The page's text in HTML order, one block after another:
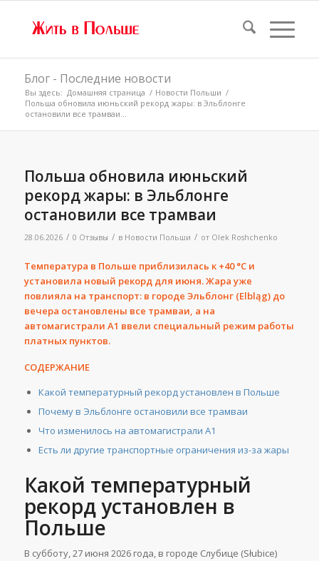
Блог - Последние новости
Вы здесь: Домашняя страница / Новости Польши /
Польша обновила июньский рекорд жары: в Эльблонге
остановили все трамваи...
Польша обновила июньский
рекорд жары: в Эльблонге
остановили все трамваи
28.06.2026 / 0 Отзывы / в Новости Польши / от Olek Roshchenko
Температура в Польше приблизилась к +40 °C и
установила новый рекорд для июня. Жара уже
повлияла на транспорт: в городе Эльблонг (Elbląg) до
вечера остановлены все трамваи, а на
автомагистрали A1 ввели специальный режим работы
платных пунктов.
СОДЕРЖАНИЕ
Какой температурный рекорд установлен в Польше
Почему в Эльблонге остановили все трамваи
Что изменилось на автомагистрали A1
Есть ли другие транспортные ограничения из-за жары
Какой температурный
рекорд установлен в
Польше
В субботу, 27 июня 2026 года, в городе Слубице (Słubice)